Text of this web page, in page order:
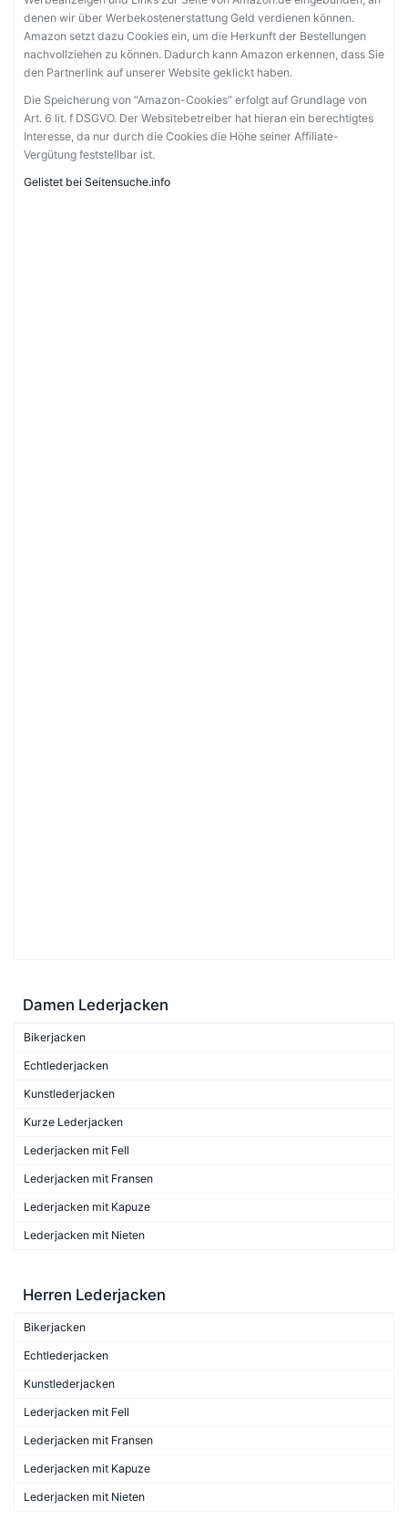
denen wir über Werbekostenerstattung Geld verdienen können.
Amazon setzt dazu Cookies ein, um die Herkunft der Bestellungen
nachvollziehen zu können. Dadurch kann Amazon erkennen, dass Sie
den Partnerlink auf unserer Website geklickt haben.
Die Speicherung von “Amazon-Cookies” erfolgt auf Grundlage von
Art. 6 lit. f DSGVO. Der Websitebetreiber hat hieran ein berechtigtes
Interesse, da nur durch die Cookies die Höhe seiner Affiliate-
Vergütung feststellbar ist.
Gelistet bei Seitensuche.info
Damen Lederjacken
Bikerjacken
Echtlederjacken
Kunstlederjacken
Kurze Lederjacken
Lederjacken mit Fell
Lederjacken mit Fransen
Lederjacken mit Kapuze
Lederjacken mit Nieten
Herren Lederjacken
Bikerjacken
Echtlederjacken
Kunstlederjacken
Lederjacken mit Fell
Lederjacken mit Fransen
Lederjacken mit Kapuze
Lederjacken mit Nieten